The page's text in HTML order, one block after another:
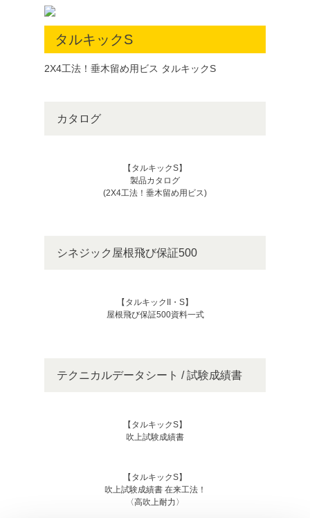
タルキックS
2X4工法！垂木留め用ビス タルキックS
カタログ
【タルキックS】
製品カタログ
(2X4工法！垂木留め用ビス)
シネジック屋根飛び保証500
【タルキックII・S】
屋根飛び保証500資料一式
テクニカルデータシート / 試験成績書
【タルキックS】
吹上試験成績書
【タルキックS】
吹上試験成績書 在来工法！
〈高吹上耐力〉